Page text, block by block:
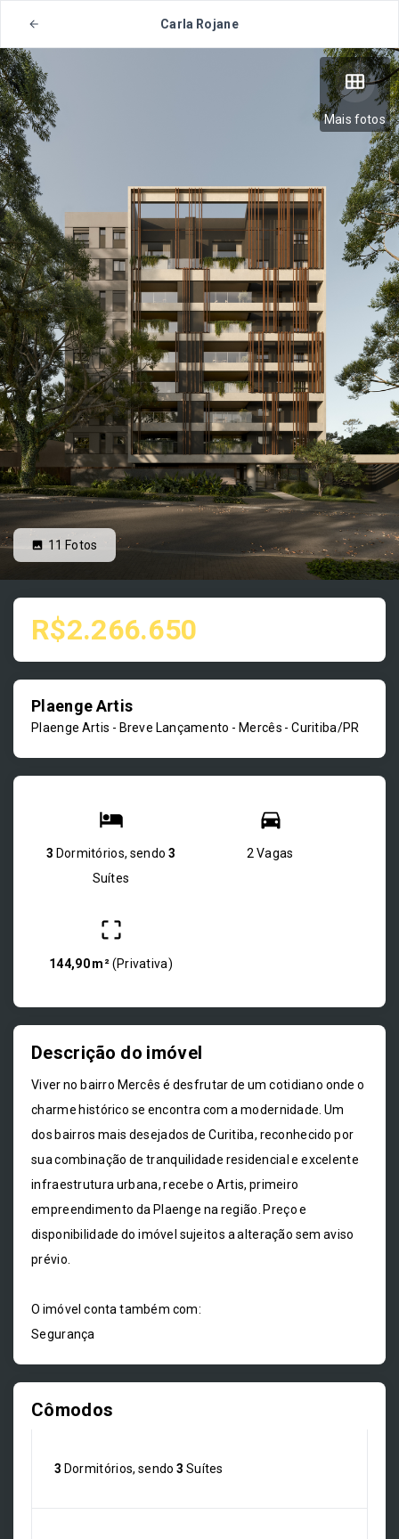
Carla Rojane
Mais fotos
11 Fotos
R$2.266.650
Plaenge Artis
Plaenge Artis - Breve Lançamento - Mercês - Curitiba/PR
3 Dormitórios, sendo 3
Suítes
2 Vagas
144,90 m²(Privativa)
Descrição do imóvel
Viver no bairro Mercês é desfrutar de um cotidiano onde o
charme histórico se encontra com a modernidade. Um
dos bairros mais desejados de Curitiba, reconhecido por
sua combinação de tranquilidade residencial e excelente
infraestrutura urbana, recebe o Artis, primeiro
empreendimento da Plaenge na região. Preço e
disponibilidade do imóvel sujeitos a alteração sem aviso
prévio.
O imóvel conta também com:
Segurança
Cômodos
3 Dormitórios, sendo3 Suítes